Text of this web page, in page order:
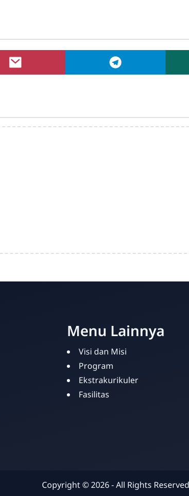
Menu Lainnya
Visi dan Misi
Program
Ekstrakurikuler
Fasilitas
Copyright ©2026- All Rights Reserved